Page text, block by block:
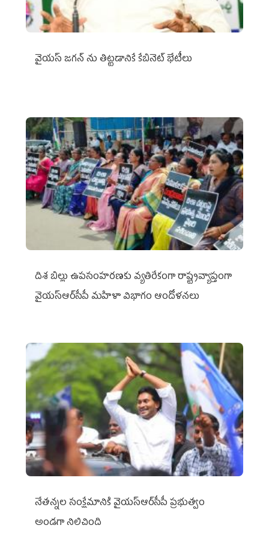
వైయ‌స్ జగన్‌ ను తిట్టడానికే కేబినెట్‌ భేటీలు
దిశ బిల్లు ఉపసంహరణకు వ్యతిరేకంగా రాష్ట్రవ్యాప్తంగా
వైయ‌స్ఆర్‌సీపీ మహిళా విభాగం ఆందోళనలు
నేతన్నల సంక్షేమానికి వైయ‌స్ఆర్‌సీపీ ప్రభుత్వం
అండగా నిలిచింది